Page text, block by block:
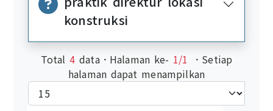
konstruksi
Total4data．Halaman ke- 1/1
．Setiap
halaman dapat menampilkan